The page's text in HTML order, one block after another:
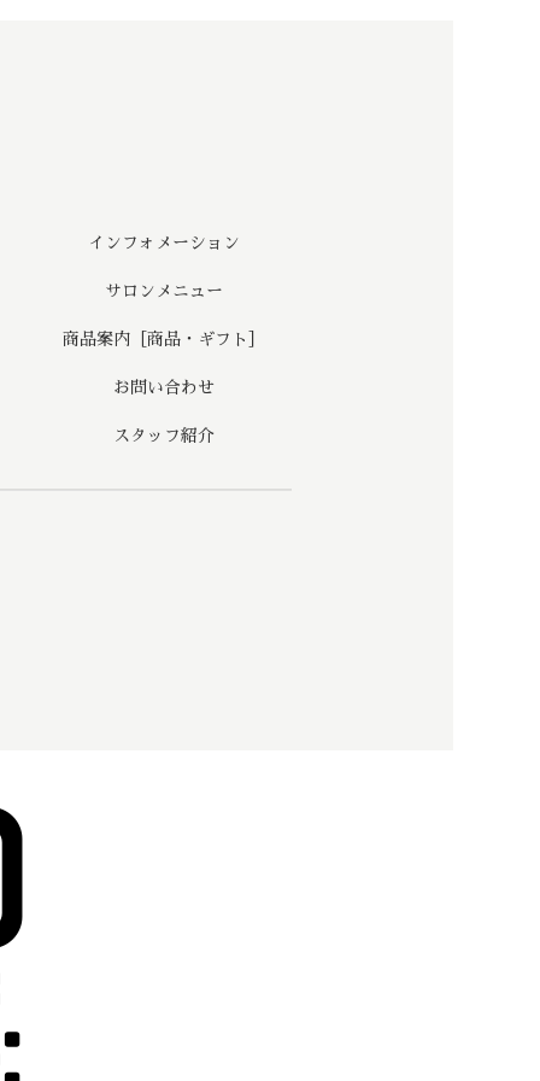
インフォメーション
サロンメニュー
商品案内［商品・ギフト］
お問い合わせ
スタッフ紹介